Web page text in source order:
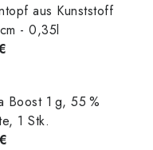
aus Kunststoff
- 0,35l
Boost 1 g, 55 %
1 Stk.